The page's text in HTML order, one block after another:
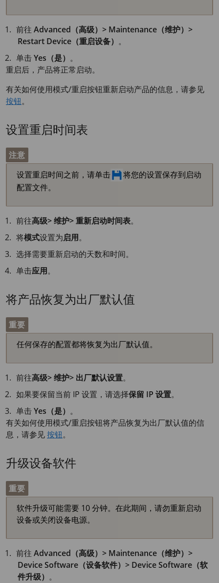
前往Advanced（高级）> Maintenance（维护）>
Restart Device（重启设备） 。
单击Yes（是） 。
重启后，产品将正常启动。
有关如何使用模式/重启按钮重新启动产品的信息，请参见
按钮。
设置重启时间表
注意
设置重启时间之前，请单击
将您的设置保存到启动
配置文件。
前往高级> 维护> 重新启动时间表。
将模式设置为启用。
选择需要重新启动的天数和时间。
单击应用。
将产品恢复为出厂默认值
重要
任何保存的配置都将恢复为出厂默认值。
前往高级> 维护> 出厂默认设置。
如果要保留当前 IP 设置，请选择保留 IP 设置。
单击Yes（是） 。
有关如何使用模式/重启按钮将产品恢复为出厂默认值的信
息，请参见按钮。
升级设备软件
重要
软件升级可能需要 10 分钟。在此期间，请勿重新启动
设备或关闭设备电源。
前往Advanced（高级）> Maintenance（维护）>
Device Software（设备软件）> Device Software（软
件升级） 。